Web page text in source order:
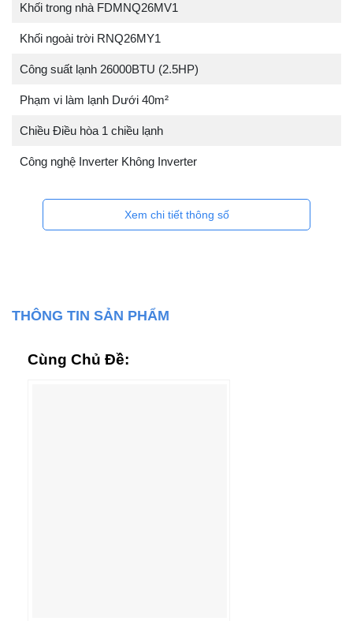
Khối trong nhà FDMNQ26MV1
Khối ngoài trời RNQ26MY1
Công suất lạnh 26000BTU (2.5HP)
Phạm vi làm lạnh Dưới 40m²
Chiều Điều hòa 1 chiều lạnh
Công nghệ Inverter Không Inverter
Xem chi tiết thông số
THÔNG TIN SẢN PHẨM
Cùng Chủ Đề: